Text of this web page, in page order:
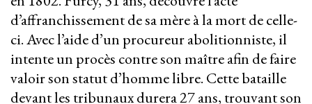
d’affranchissement de sa mère à la mort de celle-
ci. Avec l’aide d’un procureur abolitionniste, il
intente un procès contre son maître afin de faire
valoir son statut d’homme libre. Cette bataille
devant les tribunaux durera 27 ans, trouvant son